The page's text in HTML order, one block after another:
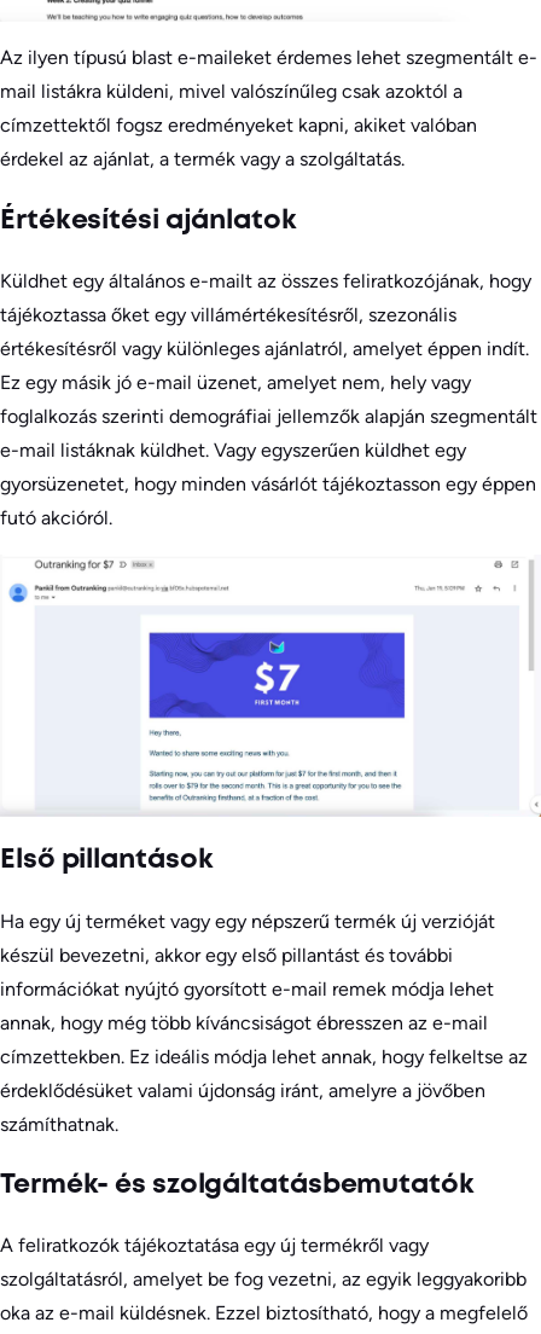
Az ilyen típusú blast e-maileket érdemes lehet szegmentált e-
mail listákra küldeni, mivel valószínűleg csak azoktól a
címzettektől fogsz eredményeket kapni, akiket valóban
érdekel az ajánlat, a termék vagy a szolgáltatás.
Értékesítési ajánlatok
Küldhet egy általános e-mailt az összes feliratkozójának, hogy
tájékoztassa őket egy villámértékesítésről, szezonális
értékesítésről vagy különleges ajánlatról, amelyet éppen indít.
Ez egy másik jó e-mail üzenet, amelyet nem, hely vagy
foglalkozás szerinti demográfiai jellemzők alapján szegmentált
e-mail listáknak küldhet. Vagy egyszerűen küldhet egy
gyorsüzenetet, hogy minden vásárlót tájékoztasson egy éppen
futó akcióról.
Első pillantások
Ha egy új terméket vagy egy népszerű termék új verzióját
készül bevezetni, akkor egy első pillantást és további
információkat nyújtó gyorsított e-mail remek módja lehet
annak, hogy még több kíváncsiságot ébresszen az e-mail
címzettekben. Ez ideális módja lehet annak, hogy felkeltse az
érdeklődésüket valami újdonság iránt, amelyre a jövőben
számíthatnak.
Termék- és szolgáltatásbemutatók
A feliratkozók tájékoztatása egy új termékről vagy
szolgáltatásról, amelyet be fog vezetni, az egyik leggyakoribb
oka az e-mail küldésnek. Ezzel biztosítható, hogy a megfelelő